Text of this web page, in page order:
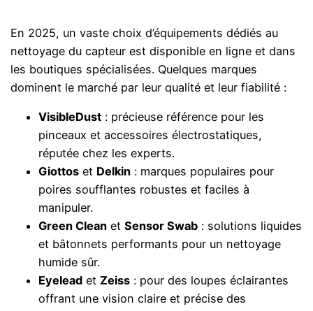
En 2025, un vaste choix d’équipements dédiés au
nettoyage du capteur est disponible en ligne et dans
les boutiques spécialisées. Quelques marques
dominent le marché par leur qualité et leur fiabilité :
VisibleDust : précieuse référence pour les
pinceaux et accessoires électrostatiques,
réputée chez les experts.
Giottos et Delkin : marques populaires pour
poires soufflantes robustes et faciles à
manipuler.
Green Clean etSensor Swab : solutions liquides
et bâtonnets performants pour un nettoyage
humide sûr.
Eyelead etZeiss : pour des loupes éclairantes
offrant une vision claire et précise des